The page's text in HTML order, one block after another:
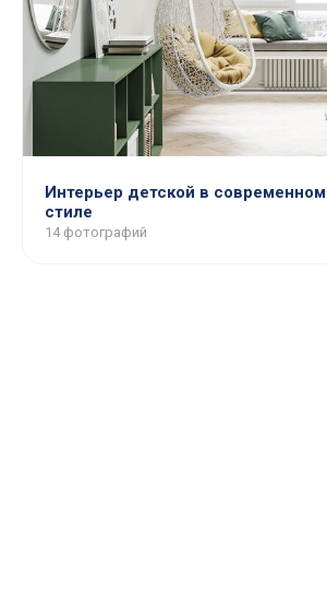
Интерьер детской в современном
стиле
14 фотографий